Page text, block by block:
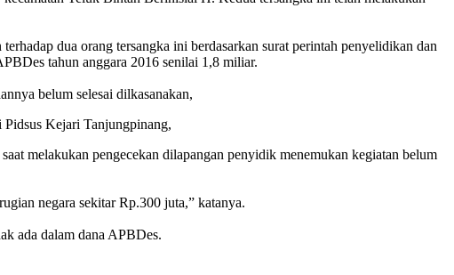
dua orang tersangka ini berdasarkan surat perintah penyelidikan dan
tahun anggara 2016 senilai 1,8 miliar.
belum selesai dilkasanakan,
Pidsus Kejari Tanjungpinang,
melakukan pengecekan dilapangan penyidik menemukan kegiatan belum
negara sekitar Rp.300 juta,” katanya.
ada dalam dana APBDes.